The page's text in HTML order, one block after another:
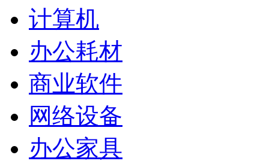
计算机
办公耗材
商业软件
网络设备
办公家具